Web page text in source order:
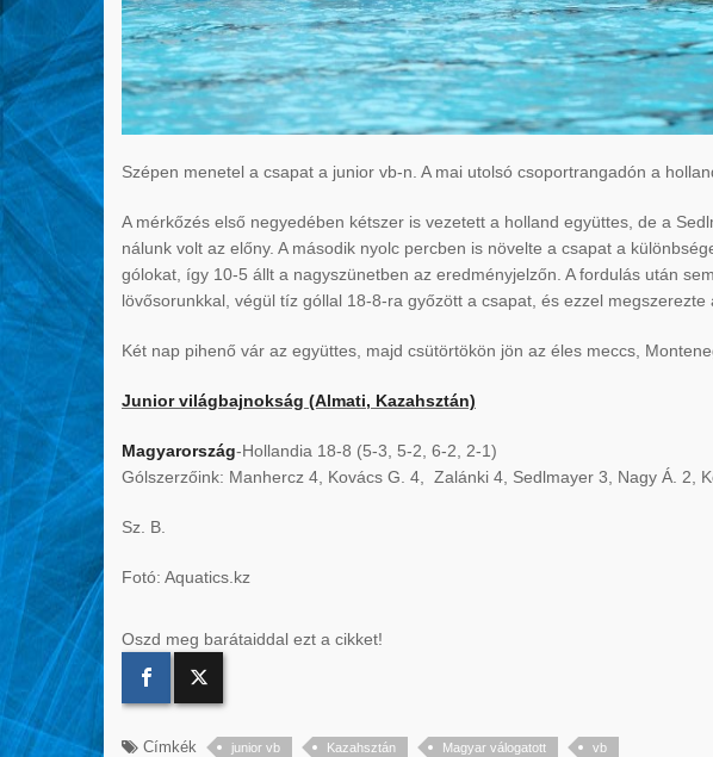
Szépen menetel a csapat a junior vb-n. A mai utolsó csoportrangadón a
A mérkőzés első negyedében kétszer is vezetett a holland együttes, de a
nálunk volt az előny. A második nyolc percben is növelte a csapat a
gólokat, így 10-5 állt a nagyszünetben az eredményjelzőn. A fordulás után
lövősorunkkal, végül tíz góllal 18-8-ra győzött a csapat, és ezzel megszerezte
Két nap pihenő vár az együttes, majd csütörtökön jön az éles meccs,
Junior világbajnokság (Almati, Kazahsztán)
Magyarország-Hollandia 18-8 (5-3, 5-2, 6-2, 2-1)
Gólszerzőink: Manhercz 4, Kovács G. 4, Zalánki 4, Sedlmayer 3, Nagy Á. 2,
Sz. B.
Fotó: Aquatics.kz
Oszd meg barátaiddal ezt a cikket!
Címkék junior vb Kazahsztán Magyar válogatott vb